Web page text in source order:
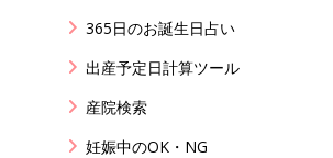
365日のお誕生日占い
出産予定日計算ツール
産院検索
妊娠中のOK・NG